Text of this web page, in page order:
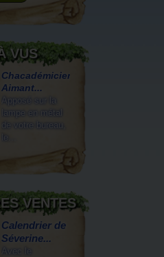
VUS
Chacadémicien,
Aimant...
Apposé sur la
lampe en métal
de votre bureau,
le...
VENTES
Calendrier de
Séverine...
Avec le